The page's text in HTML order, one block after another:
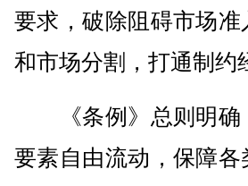
要求，破除阻碍市场
和市场分割，打通制约
《条例》总则明确
要素自由流动，保障